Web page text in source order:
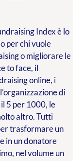
Index è lo
per chi vuole
o migliorare le
to face, il
online, i
di
5 per 1000, le
altro. Tutti
trasformare un
in un donatore
nel volume un